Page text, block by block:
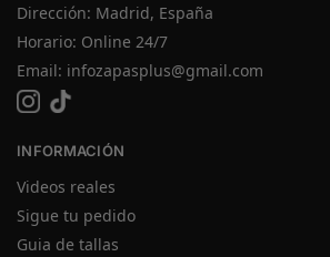
Dirección: Madrid, España
Horario: Online 24/7
Email: infozapasplus@gmail.com
INFORMACIÓN
Videos reales
Sigue tu pedido
Guia de tallas